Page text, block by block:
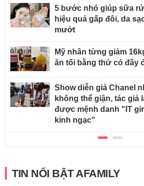
5 bước nhỏ giúp sữa
hiệu quả gấp đôi, da
mướt
Mỹ nhân từng giảm
ăn tối bằng thứ có đầy
Show diễn giả Chanel
không thể giận, tác giả
được mệnh danh "IT
kinh ngạc"
TIN NỔI BẬT AFAMILY